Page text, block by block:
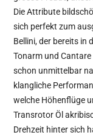
Die Attribute
sich perfekt zum
Bellini, der bereits in
Tonarm und
schon unmittelbar
klangliche
welche Höhenflüge
Transrotor Öl
Drehzeit hinter sich